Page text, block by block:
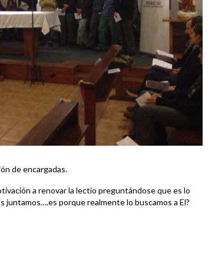
de encargadas.
a renovar la lectio preguntándose que es lo
porque realmente lo buscamos a El?